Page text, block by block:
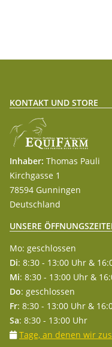
KONTAKT UND STORE
Inhaber: Thomas Pauli
Kirchgasse 1
78594 Gunningen
Deutschland
UNSERE
Mo: geschlossen
Di: 8:30 - 13:00 Uhr &
Mi: 8:30 - 13:00 Uhr &
Do: geschlossen
Fr: 8:30 - 13:00 Uhr &
Sa: 8:30 - 13:00 Uhr
Tage, an denen wir